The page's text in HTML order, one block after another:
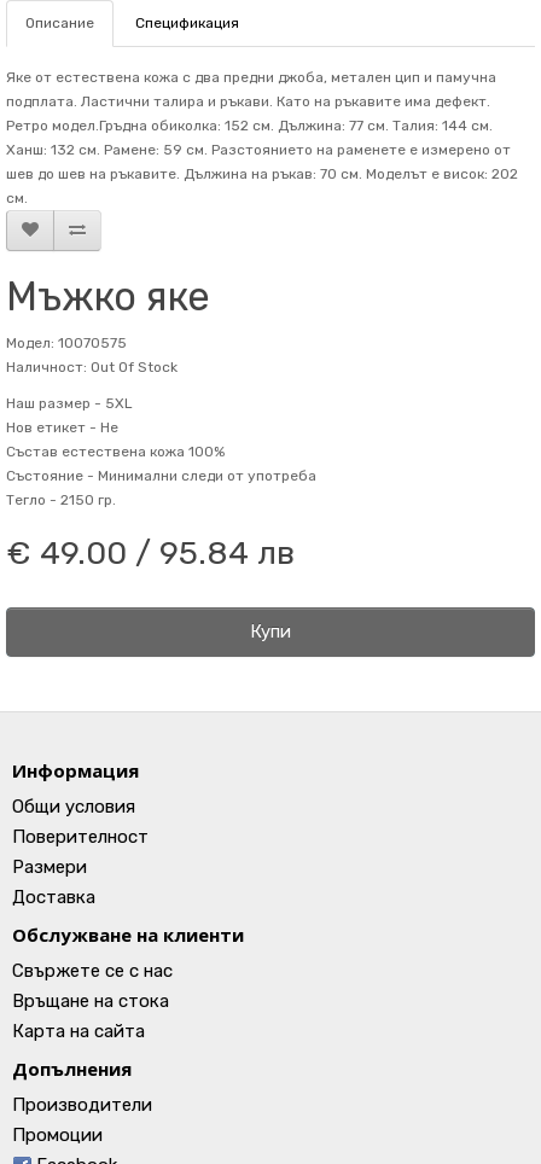
Описание Спецификация
Яке от естествена кожа с два предни джоба, метален цип и памучна
подплата. Ластични талира и ръкави. Като на ръкавите има дефект.
Ретро модел.Гръдна обиколка: 152 см. Дължина: 77 см. Талия: 144 см.
Ханш: 132 см. Рамене: 59 см. Разстоянието на раменете е измерено от
шев до шев на ръкавите. Дължина на ръкав: 70 см. Mоделът е висок: 202
см.
Мъжко яке
Модел: 10070575
Наличност: Out Of Stock
Наш размер - 5XL
Нов етикет - Не
Състав естествена кожа 100%
Състояние - Минимални следи от употреба
Тегло - 2150 гр.
€ 49.00 / 95.84 лв
Купи
Информация
Общи условия
Поверителност
Размери
Доставка
Обслужване на клиенти
Свържете се с нас
Връщане на стока
Карта на сайта
Допълнения
Производители
Промоции